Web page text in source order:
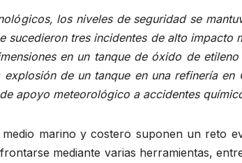
los niveles de seguridad se
sucedieron tres incidentes de alto impacto
en un tanque de óxido de
de un tanque en una refinería en
apoyo meteorológico a accidentes
marino y costero suponen un reto
mediante varias herramientas,